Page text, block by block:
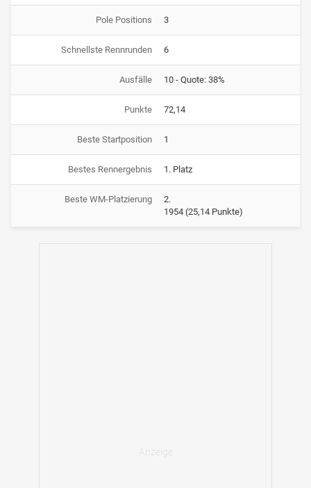
Pole Positions 3
Schnellste Rennrunden 6
Ausfälle 10 - Quote: 38%
Punkte 72,14
Beste Startposition 1
Bestes Rennergebnis 1. Platz
Beste WM-Platzierung
2.
1954 (25,14 Punkte)